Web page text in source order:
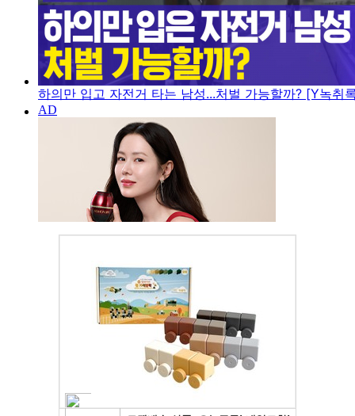
하의만 입고 자전거 타는 남성...처벌 가능할까? [Y녹취